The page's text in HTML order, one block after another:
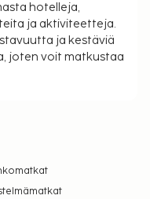
hotelleja,
ja aktiviteetteja.
ja kestäviä
joten voit matkustaa